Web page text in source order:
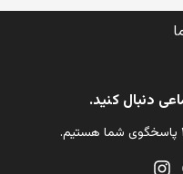
دنبال کنید.